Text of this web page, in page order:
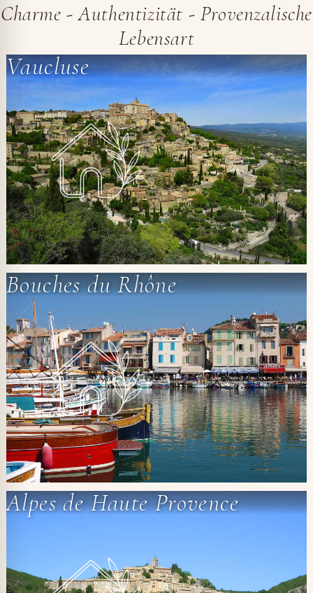
Charme - Authentizität - Provenzalische
Lebensart
Vaucluse
Bouches du Rhône
Alpes de Haute Provence